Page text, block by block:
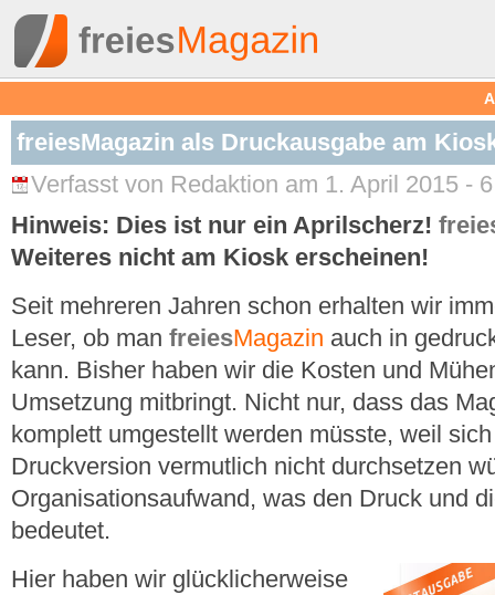
freiesMagazin als Druckausgabe am
Verfasst von Redaktion am 1. April 2015 -
Hinweis: Dies ist nur ein Aprilscherz!
Weiteres nicht am Kiosk erscheinen!
Seit mehreren Jahren schon erhalten wir
Leser, ob man freiesMagazin auch in
kann. Bisher haben wir die Kosten und
Umsetzung mitbringt. Nicht nur, dass das
komplett umgestellt werden müsste, weil
Druckversion vermutlich nicht durchsetzen
Organisationsaufwand, was den Druck und
bedeutet.
Hier haben wir glücklicherweise